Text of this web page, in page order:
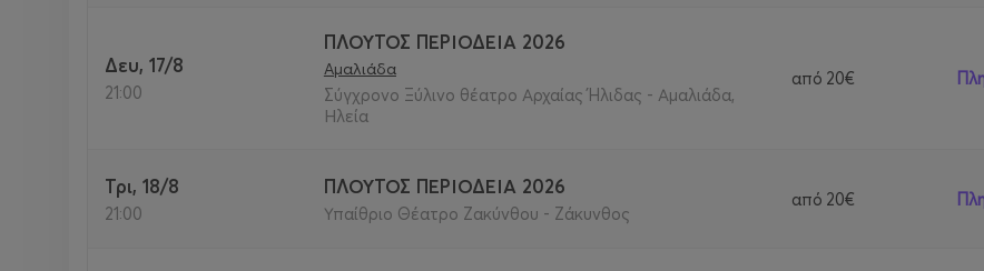
Δευ, 17/8
21:00
ΠΛΟΥΤΟΣ ΠΕΡΙΟΔΕΙΑ 2026
Αμαλιάδα
Σύγχρονο Ξύλινο θέατρο Αρχαίας Ήλιδας - Αμαλιάδα,
Ηλεία
από 20€
Τρι, 18/8
21:00
ΠΛΟΥΤΟΣ ΠΕΡΙΟΔΕΙΑ 2026
Υπαίθριο Θέατρο Ζακύνθου - Ζάκυνθος
από 20€